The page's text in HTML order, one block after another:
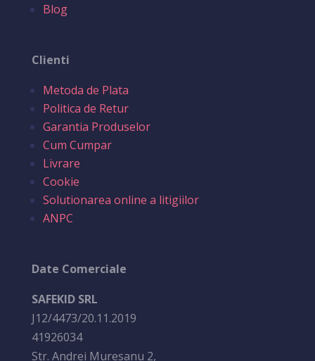
Blog
Clienti
Metoda de Plata
Politica de Retur
Garantia Produselor
Cum Cumpar
Livrare
Cookie
Solutionarea online a litigiilor
ANPC
Date Comerciale
SAFEKID SRL
J12/4473/20.11.2019
41926034
Str. Andrei Muresanu 2,